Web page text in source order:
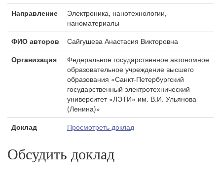
Направление
Электроника, нанотехнологии,
наноматериалы
ФИО авторов
Сайгушева Анастасия Викторовна
Организация
Федеральное государственное автономное
образовательное учреждение высшего
образования «Санкт-Петербургский
государственный электротехнический
университет «ЛЭТИ» им. В.И. Ульянова
(Ленина)»
Доклад
Просмотреть доклад
Обсудить доклад